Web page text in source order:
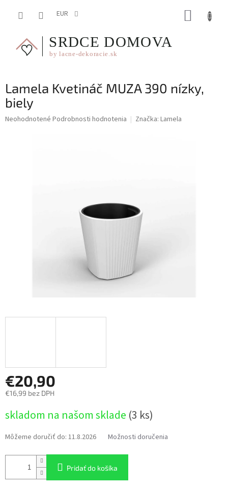
EUR
Lamela Kvetináč MUZA 390 nízky,
biely
Priemerné
Neohodnotené Podrobnosti hodnotenia Značka: Lamela
€20,90
€16,99 bez DPH
cena:
skladom na našom sklade (3 ks)
Môžeme doručiť do: 11.8.2026 Možnosti doručenia
Pridať do košíka